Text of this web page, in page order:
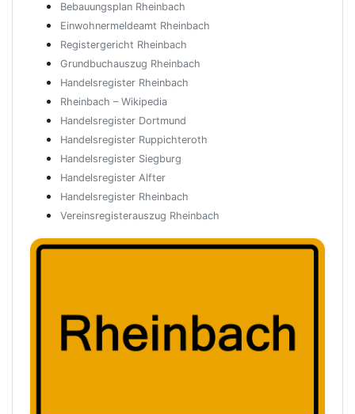
Bebauungsplan Rheinbach
Einwohnermeldeamt Rheinbach
Registergericht Rheinbach
Grundbuchauszug Rheinbach
Handelsregister Rheinbach
Rheinbach – Wikipedia
Handelsregister Dortmund
Handelsregister Ruppichteroth
Handelsregister Siegburg
Handelsregister Alfter
Handelsregister Rheinbach
Vereinsregisterauszug Rheinbach